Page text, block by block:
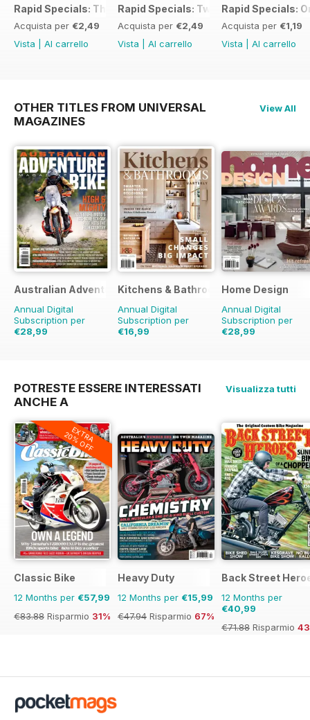
Rapid Specials: The Ultimate Workshop Guide
Acquista per €2,49
Vista
Al carrello
Rapid Specials: Tweaked or Unique #2!
Acquista per €2,49
Vista
Al carrello
Rapid Specials:
Acquista per €1,19
Vista
Al carrello
OTHER TITLES FROM UNIVERSAL
MAGAZINES
View All
Australian Adventure Bike
Annual Digital
Subscription per
€28,99
Kitchens & Bathrooms Quarterly
Annual Digital
Subscription per
€16,99
Home Design
Annual Digital
Subscription per
€28,99
POTRESTE ESSERE INTERESSATI
ANCHE A
Visualizza tutti
EXTRA
20% OFF
Classic Bike
12 Months per €57,99
€83.88 Risparmio 31%
Heavy Duty
12 Months per €15,99
€47.94 Risparmio 67%
Back Street
12 Months per
€40,99
€71.88 Risparmio